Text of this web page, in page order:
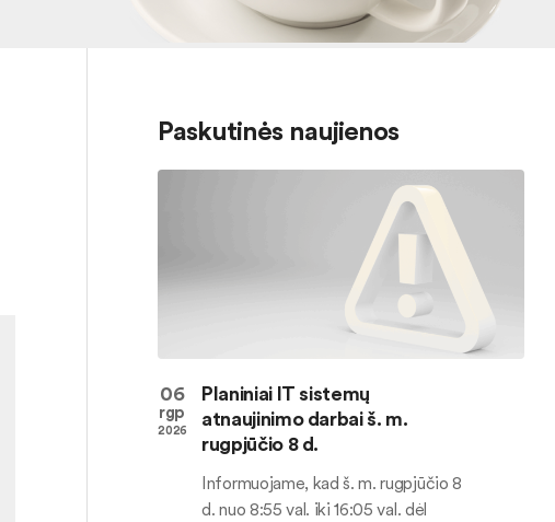
Paskutinės naujienos
06
rgp
2026
Planiniai IT sistemų
atnaujinimo darbai š. m.
rugpjūčio 8 d.
Informuojame, kad š. m. rugpjūčio 8
d. nuo 8:55 val. iki 16:05 val. dėl